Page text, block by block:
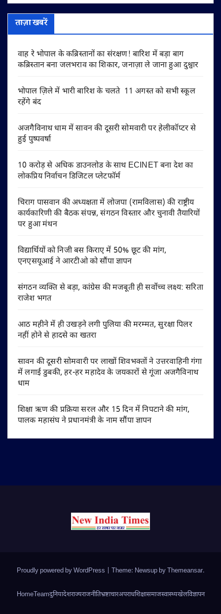
ताज़ा खबरें
वाह रे भोपाल के कब्रिस्तानों का संरक्षण! बारिश में बड़ा बाग
कब्रिस्तान बना जलभराव का शिकार, जनाज़ा ले जाना हुआ दुश्वार
भोपाल ज़िले में भारी बारिश के चलते 11 अगस्त को सभी स्कूल
रहेंगे बंद
अजगैविनाथ धाम में सावन की दूसरी सोमवारी पर हेलीकॉप्टर से
हुई पुष्पवर्षा
10 करोड़ से अधिक डाउनलोड के साथ ECINET बना देश का
लोकप्रिय निर्वाचन डिजिटल प्लेटफॉर्म
चिराग पासवान की अध्यक्षता में लोजपा (रामविलास) की राष्ट्रीय
कार्यकारिणी की बैठक संपन्न, संगठन विस्तार और चुनावी तैयारियों
पर हुआ मंथन
विद्यार्थियों को निजी बस किराए में 50% छूट की मांग,
एनएसयूआई ने आरटीओ को सौंपा ज्ञापन
संगठन व्यक्ति से बड़ा, कांग्रेस की मजबूती ही सर्वोच्च लक्ष्य: सरिता
राजेश भगत
आठ महीने में ही उखड़ने लगी पुलिया की मरम्मत, सुरक्षा पिलर
नहीं होने से हादसे का खतरा
सावन की दूसरी सोमवारी पर लाखों शिवभक्तों ने उत्तरवाहिनी गंगा
में लगाई डुबकी, हर-हर महादेव के जयकारों से गूंजा अजगैविनाथ
धाम
शिक्षा ऋण की प्रक्रिया सरल और 15 दिन में निपटाने की मांग,
पालक महासंघ ने प्रधानमंत्री के नाम सौंपा ज्ञापन
Proudly powered by WordPress Theme: Newsup byThemeansar.
HomeTeamदुनियादेशराज्यराजनीतिभ्रष्टाचारअपराधशिक्षासमाजस्वास्थ्यखेलविज्ञापन